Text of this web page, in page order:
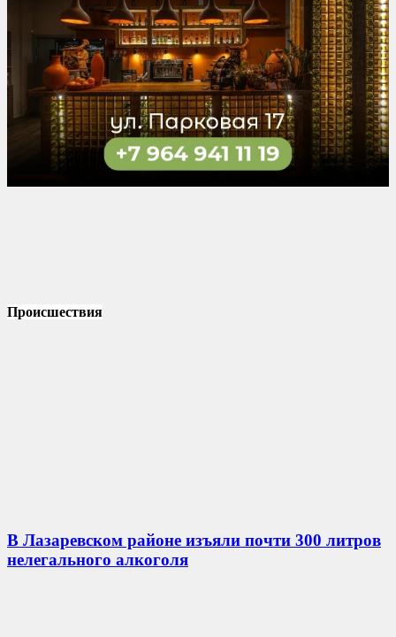
Происшествия
В Лазаревском районе изъяли почти 300 литров
нелегального алкоголя